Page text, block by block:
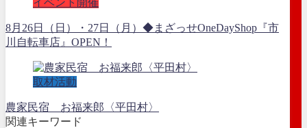
8月26日（日）・27日（月）◆まざっせOneDayShop『市
川自転車店』OPEN！
取材活動
農家民宿 お福来郎〈平田村〉
関連キーワード